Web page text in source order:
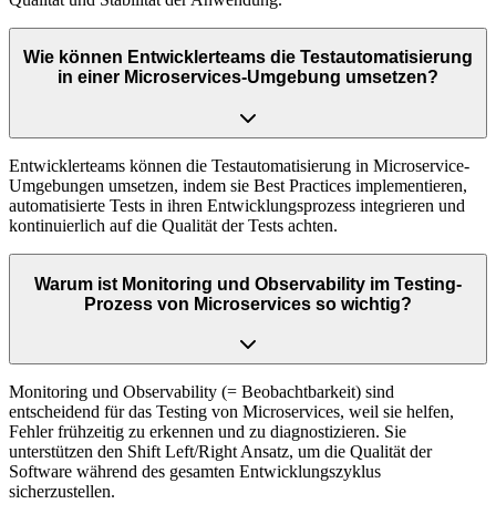
Wie können Entwicklerteams die Testautomatisierung
in einer Microservices-Umgebung umsetzen?
Entwicklerteams können die Testautomatisierung in Microservice-
Umgebungen umsetzen, indem sie Best Practices implementieren,
automatisierte Tests in ihren Entwicklungsprozess integrieren und
kontinuierlich auf die Qualität der Tests achten.
Warum ist Monitoring und Observability im Testing-
Prozess von Microservices so wichtig?
Monitoring und Observability (= Beobachtbarkeit) sind
entscheidend für das Testing von Microservices, weil sie helfen,
Fehler frühzeitig zu erkennen und zu diagnostizieren. Sie
unterstützen den Shift Left/Right Ansatz, um die Qualität der
Software während des gesamten Entwicklungszyklus
sicherzustellen.